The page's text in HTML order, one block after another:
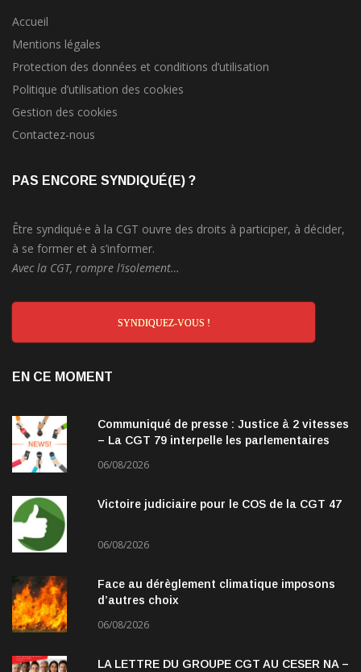
Accueil
Mentions légales
Protection des données et conditions d’utilisation
Politique d’utilisation des cookies
Gestion des cookies
Contactez-nous
PAS ENCORE SYNDIQUÉ(E) ?
Être syndiqué·e à la CGT ouvre des droits à participer, à décider,
à se former et à s’informer.
Avec la CGT, rompre l’isolement…
SYNDIQUEZ-VOUS !
EN CE MOMENT
Communiqué de presse : Justice à 2 vitesses
– La CGT 79 interpelle les parlementaires
06/08/2026
Victoire judiciaire pour le COS de la CGT 47
06/08/2026
Face au dérèglement climatique imposons
d’autres choix
06/08/2026
LA LETTRE DU GROUPE CGT AU CESER NA –